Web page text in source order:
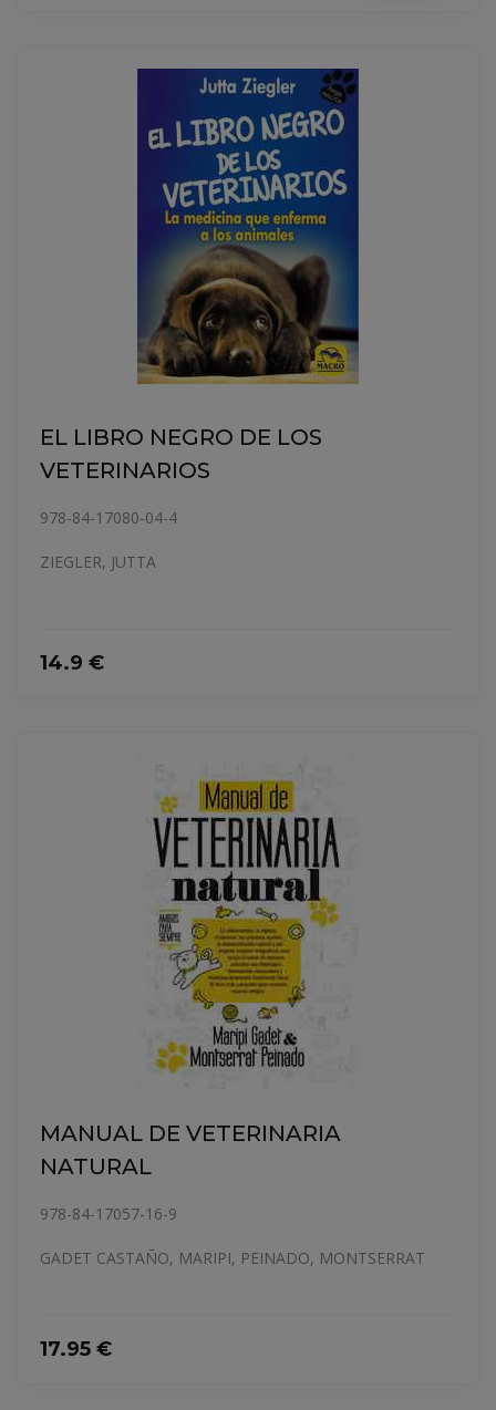
EL LIBRO NEGRO DE LOS
VETERINARIOS
978-84-17080-04-4
ZIEGLER, JUTTA
14.9 €
MANUAL DE VETERINARIA
NATURAL
978-84-17057-16-9
GADET CASTAÑO, MARIPI, PEINADO, MONTSERRAT
17.95 €